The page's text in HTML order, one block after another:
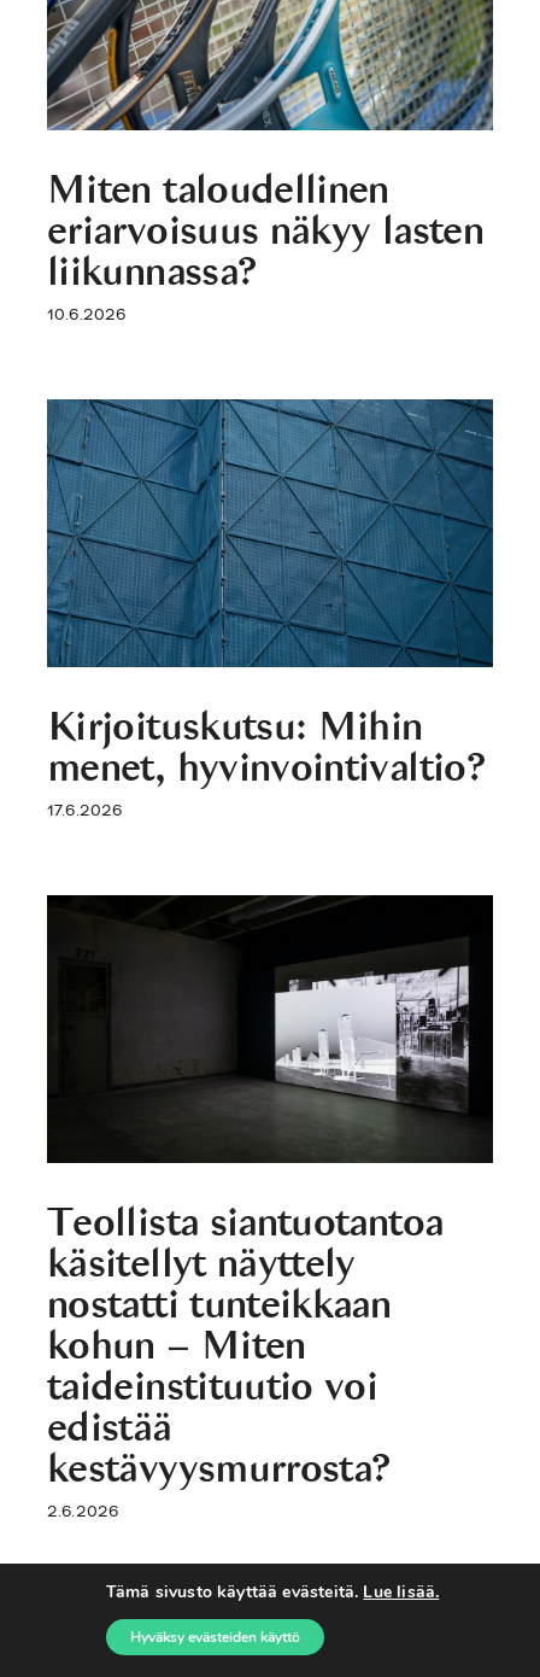
Miten taloudellinen
eriarvoisuus näkyy lasten
liikunnassa?
10.6.2026
Kirjoituskutsu: Mihin
menet, hyvinvointivaltio?
17.6.2026
Teollista siantuotantoa
käsitellyt näyttely
nostatti tunteikkaan
kohun – Miten
taideinstituutio voi
edistää
kestävyysmurrosta?
2.6.2026
Tämä sivusto käyttää evästeitä. Lue lisää.
Hyväksy evästeiden käyttö